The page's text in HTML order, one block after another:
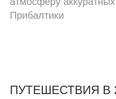
Прибалтики
ПУТЕШЕСТВИЯ В